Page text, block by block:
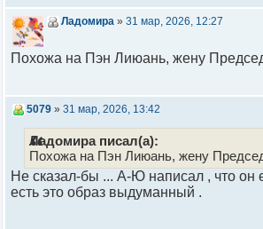
Ладомира » 31 мар, 2026, 12:27
Похожа на Пэн Лиюань, жену
5079 » 31 мар, 2026, 13:42
Ладомира писал(а):
Похожа на Пэн Лиюань, жену
Не сказал-бы ... А-Ю написал , что он
есть это образ выдуманный .